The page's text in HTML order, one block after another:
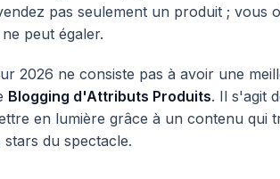
pas seulement un produit ; vous
peut égaler.
2026 ne consiste pas à avoir une
Blogging d'Attributs Produits. Il s'agit
en lumière grâce à un contenu qui
du spectacle.